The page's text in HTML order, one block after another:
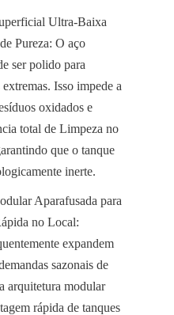
Ultra-Baixa
Pureza: O aço
ser polido para
Isso impede a
oxidados e
total de Limpeza no
que o tanque
inerte.
Aparafusada para
no Local:
expandem
sazonais de
arquitetura modular
rápida de tanques